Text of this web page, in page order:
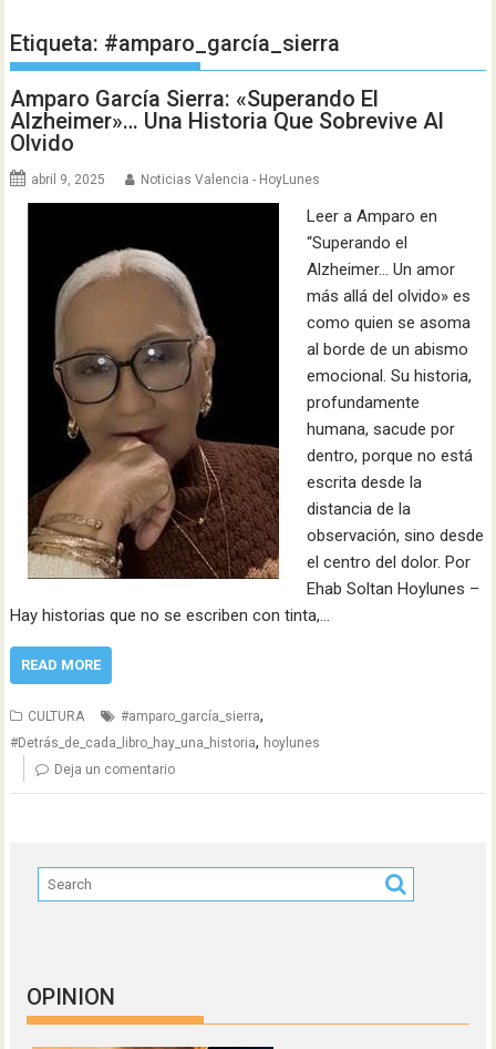
Etiqueta: #amparo_garcía_sierra
Amparo García Sierra: «Superando El
Alzheimer»… Una Historia Que Sobrevive Al
Olvido
abril 9, 2025 Noticias Valencia - HoyLunes
Leer a Amparo en
“Superando el
Alzheimer… Un amor
más allá del olvido» es
como quien se asoma
al borde de un abismo
emocional. Su historia,
profundamente
humana, sacude por
dentro, porque no está
escrita desde la
distancia de la
observación, sino desde
el centro del dolor. Por
Ehab Soltan Hoylunes –
Hay historias que no se escriben con tinta,…
READ MORE
CULTURA #amparo_garcía_sierra,
#Detrás_de_cada_libro_hay_una_historia, hoylunes
Deja un comentario
OPINION